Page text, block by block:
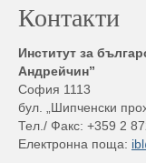
Контакти
Институт за
Андрейчин”
София 1113
бул. „Шипченски
Тел./ Факс: +359 2
Електронна поща: